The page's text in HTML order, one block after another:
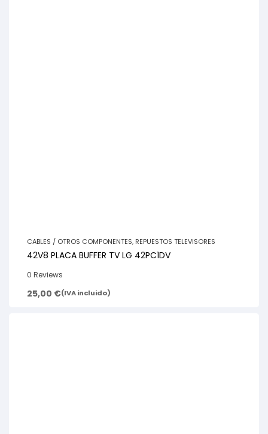
CABLES / OTROS COMPONENTES, REPUESTOS TELEVISORES
42V8 PLACA BUFFER TV LG 42PC1DV
0 Reviews
25,00 €(IVA incluido)